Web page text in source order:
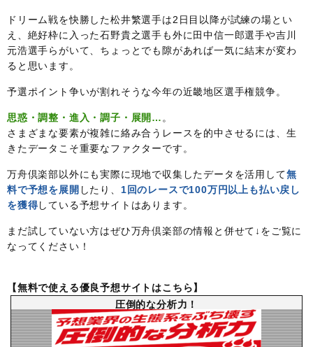
ドリーム戦を快勝した松井繁選手は2日目以降が試練の場とい
え、絶好枠に入った石野貴之選手も外に田中信一郎選手や吉川
元浩選手らがいて、ちょっとでも隙があれば一気に結末が変わ
ると思います。
予選ポイント争いが割れそうな今年の近畿地区選手権競争。
思惑・調整・進入・調子・展開… 。
さまざまな要素が複雑に絡み合うレースを的中させるには、生
きたデータこそ重要なファクターです。
万舟倶楽部以外にも実際に現地で収集したデータを活用して無
料で予想を展開 したり、 1回のレースで100万円以上も払い戻し
を獲得している予想サイトはあります。
まだ試していない方はぜひ万舟倶楽部の情報と併せて↓をご覧に
なってください！
【無料で使える優良予想サイトはこちら】
圧倒的な分析力！